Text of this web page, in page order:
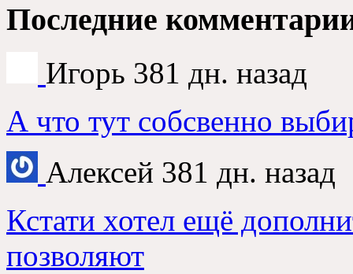
Последние
Игорь 381 дн. назад
А что тут собсвенно
Алексей 381 дн. назад
Кстати хотел ещё
позволяют